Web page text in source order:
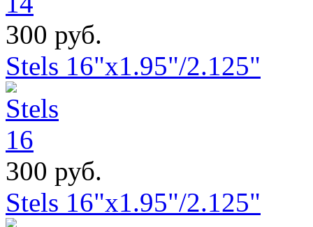
300 руб.
Stels 16"x1.95"/2.125"
300 руб.
Stels 16"x1.95"/2.125"